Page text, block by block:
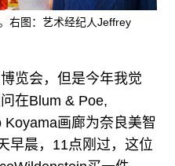
右图：艺术经纪人Jeffrey
览会，但是今年我觉
在Blum & Poe,
画廊为奈良美智
早晨，11点刚过，这位